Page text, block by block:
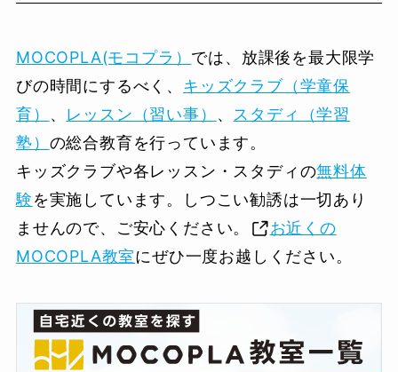
MOCOPLA(モコプラ） では、放課後を最大限学
びの時間にするべく、 キッズクラブ（学童保
育）
、 レッスン（習い事） 、
スタディ（学習
塾） の総合教育を行っています。
キッズクラブや各レッスン・スタディの無料体
験を実施しています。しつこい勧誘は一切あり
ませんので、ご安心ください。
お近くの
MOCOPLA教室にぜひ一度お越しください。